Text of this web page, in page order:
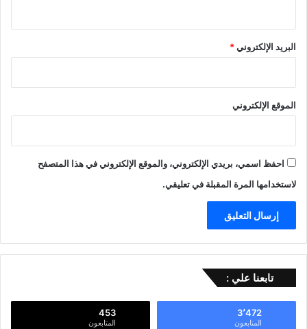
البريد الإلكتروني*
الموقع الإلكتروني
احفظ اسمي، بريدي الإلكتروني، والموقع الإلكتروني في هذا المتصفح
لاستخدامها المرة المقبلة في تعليقي.
تابعنا علي :
3٬472
المتابعون
453
المتابعون